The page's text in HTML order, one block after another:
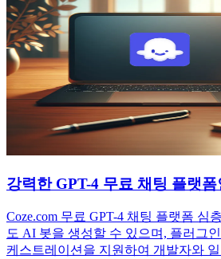
강력한 GPT-4 무료 채팅 플랫폼
Coze.com 무료 GPT-4 채팅 플랫폼 심
도 AI 봇을 생성할 수 있으며, 플러그
케스트레이션을 지원하여 개발자와